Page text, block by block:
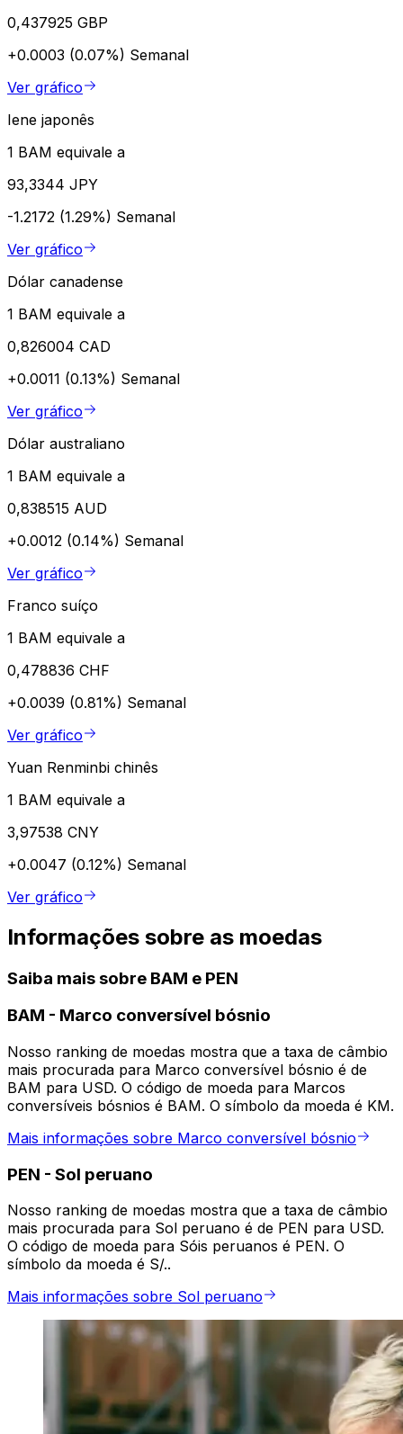
0,437925 GBP
+0.0003 (0.07%) Semanal
Ver gráfico
Iene japonês
1 BAM equivale a
93,3344 JPY
-1.2172 (1.29%) Semanal
Ver gráfico
Dólar canadense
1 BAM equivale a
0,826004 CAD
+0.0011 (0.13%) Semanal
Ver gráfico
Dólar australiano
1 BAM equivale a
0,838515 AUD
+0.0012 (0.14%) Semanal
Ver gráfico
Franco suíço
1 BAM equivale a
0,478836 CHF
+0.0039 (0.81%) Semanal
Ver gráfico
Yuan Renminbi chinês
1 BAM equivale a
3,97538 CNY
+0.0047 (0.12%) Semanal
Ver gráfico
Informações sobre as moedas
Saiba mais sobre BAM e PEN
BAM - Marco conversível bósnio
Nosso ranking de moedas mostra que a taxa de câmbio
mais procurada para Marco conversível bósnio é de
BAM para USD. O código de moeda para Marcos
conversíveis bósnios é BAM. O símbolo da moeda é KM.
Mais informações sobre Marco conversível bósnio
PEN - Sol peruano
Nosso ranking de moedas mostra que a taxa de câmbio
mais procurada para Sol peruano é de PEN para USD.
O código de moeda para Sóis peruanos é PEN. O
símbolo da moeda é S/..
Mais informações sobre Sol peruano